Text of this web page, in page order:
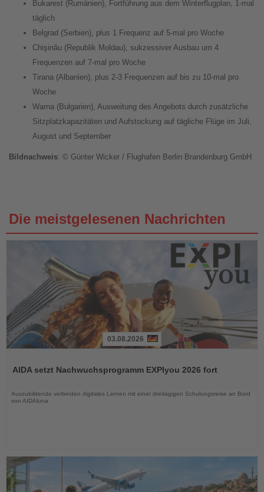
Bukarest (Rumänien), Fortführung aus dem Winterflugplan, 1-mal
täglich
Belgrad (Serbien), plus 1 Frequenz auf 5-mal pro Woche
Chişinău (Republik Moldau), sukzessiver Ausbau um 4
Frequenzen auf 7-mal pro Woche
Tirana (Albanien), plus 2-3 Frequenzen auf bis zu 10-mal pro
Woche
Warna (Bulgarien), Ausweitung des Angebots durch zusätzliche
Sitzplatzkapazitäten und Aufstockung auf tägliche Flüge im Juli,
August und September
Bildnachweis: © Günter Wicker / Flughafen Berlin Brandenburg GmbH
Die meistgelesenen Nachrichten
die
03.08.2026
AIDA setzt Nachwuchsprogramm EXPIyou 2026 fort
Auszubildende verbinden digitales Lernen mit einer dreitägigen Schulungsreise an Bord
von AIDAluna